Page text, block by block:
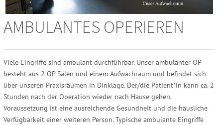
AMBULANTES OPERIEREN
Viele Eingriffe sind ambulant durchführbar. Unser ambulanter OP
besteht aus 2 OP Sälen und einem Aufwachraum und befindet sich
über unseren Praxisräumen in Dinklage. Der/die Patient*in kann ca. 2
Stunden nach der Operation wieder nach Hause gehen.
Voraussetzung ist eine ausreichende Gesundheit und die häusliche
Verfügbarkeit einer weiteren Person. Typische ambulante Eingriffe